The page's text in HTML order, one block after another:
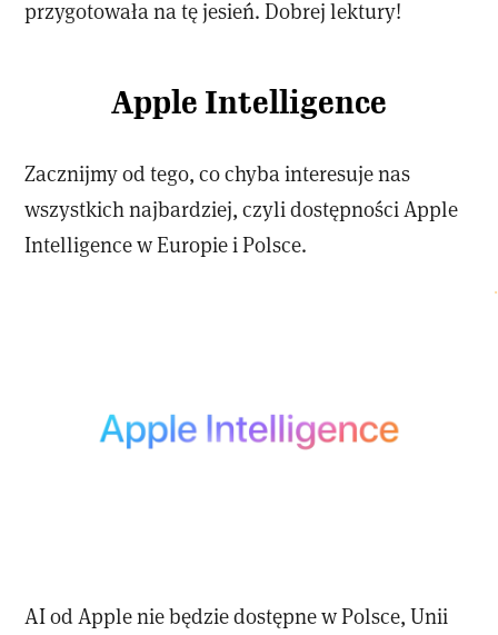
przygotowała na tę jesień. Dobrej lektury!
Apple Intelligence
Zacznijmy od tego, co chyba interesuje nas
wszystkich najbardziej, czyli dostępności Apple
Intelligence w Europie i Polsce.
AI od Apple nie będzie dostępne w Polsce, Unii